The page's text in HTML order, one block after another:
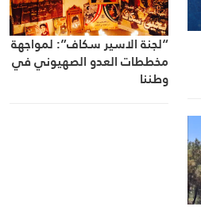
“لجنة الاسير سكاف”: لمواجهة
مخططات العدو الصهيوني في
وطننا